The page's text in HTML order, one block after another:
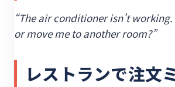
“The air conditioner isn’t
or move me to another room?”
レストランで注文